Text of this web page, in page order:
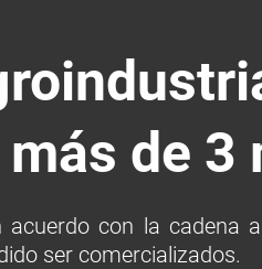
de 3
con la
ser comercializados.